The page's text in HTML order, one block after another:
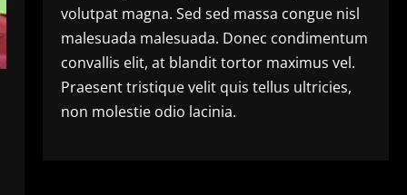
volutpat magna. Sed sed massa congue nisl
malesuada malesuada. Donec condimentum
convallis elit, at blandit tortor maximus vel.
Praesent tristique velit quis tellus ultricies,
non molestie odio lacinia.